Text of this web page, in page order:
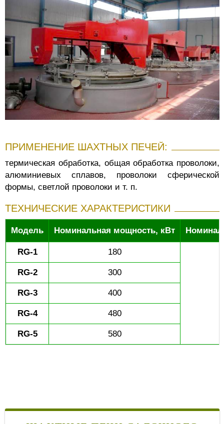
ПРИМЕНЕНИЕ ШАХТНЫХ ПЕЧЕЙ:
термическая обработка, общая обработка проволоки,
алюминиевых сплавов, проволоки сферической
формы, светлой проволоки и т. п.
ТЕХНИЧЕСКИЕ ХАРАКТЕРИСТИКИ
Модель Номинальная мощность, кВт
RG-1 180
RG-2 300
RG-3 400
RG-4 480
RG-5 580